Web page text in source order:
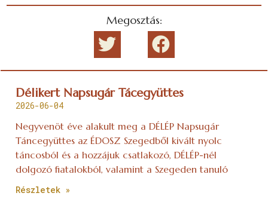
Megosztás:
Délikert Napsugár Tácegyüttes
2026-06-04
Negyvenöt éve alakult meg a DÉLÉP Napsugár
Táncegyüttes az ÉDOSZ Szegedből kivált nyolc
táncosból és a hozzájuk csatlakozó, DÉLÉP-nél
dolgozó fiatalokból, valamint a Szegeden tanuló
Részletek »